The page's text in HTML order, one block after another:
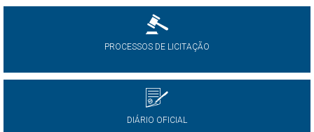
PROCESSOS DE LICITAÇÃO
DIÁRIO OFICIAL